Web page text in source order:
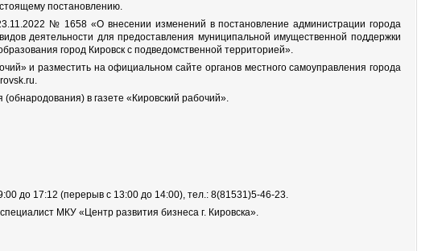
постановлению.
№ 1658 «О внесении изменений в постановление администрации города
деятельности для предоставления муниципальной имущественной поддержки
город Кировск с подведомственной территорией».
и разместить на официальном сайте органов местного самоуправления города
в газете «Кировский рабочий».
до 17:12 (перерыв с 13:00 до 14:00), тел.: 8(81531)5-46-23.
МКУ «Центр развития бизнеса г. Кировска».